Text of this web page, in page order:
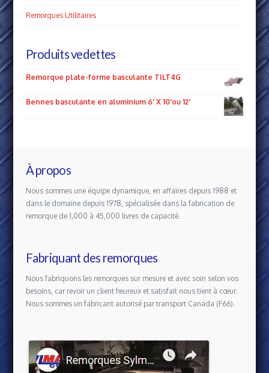
Remorques Utilitaires
Produits vedettes
Remorque plate-forme basculante TILT4G
Bennes basculante en aluminium 6' X 10'ou 12'
À propos
Nous sommes une équipe dynamique, en affaires depuis 1988 et
dans le domaine depuis 1978, spécialisée dans la fabrication de
remorque de 1,000 à 45,000 livres de capacité.
Fabriquant des remorques
Nous fabriquons les remorques sur mesure et avec soin selon vos
besoins, car revoir un client heureux et satisfait nous tient à cœur.
Nous sommes un fabricant autorisé par transport Canada (F66).